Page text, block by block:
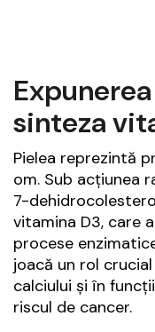
sinteza
Pielea reprezintă
om. Sub acțiunea
7-
vitamina D3, care
procese
joacă un rol
calciului și în
riscul de cancer.